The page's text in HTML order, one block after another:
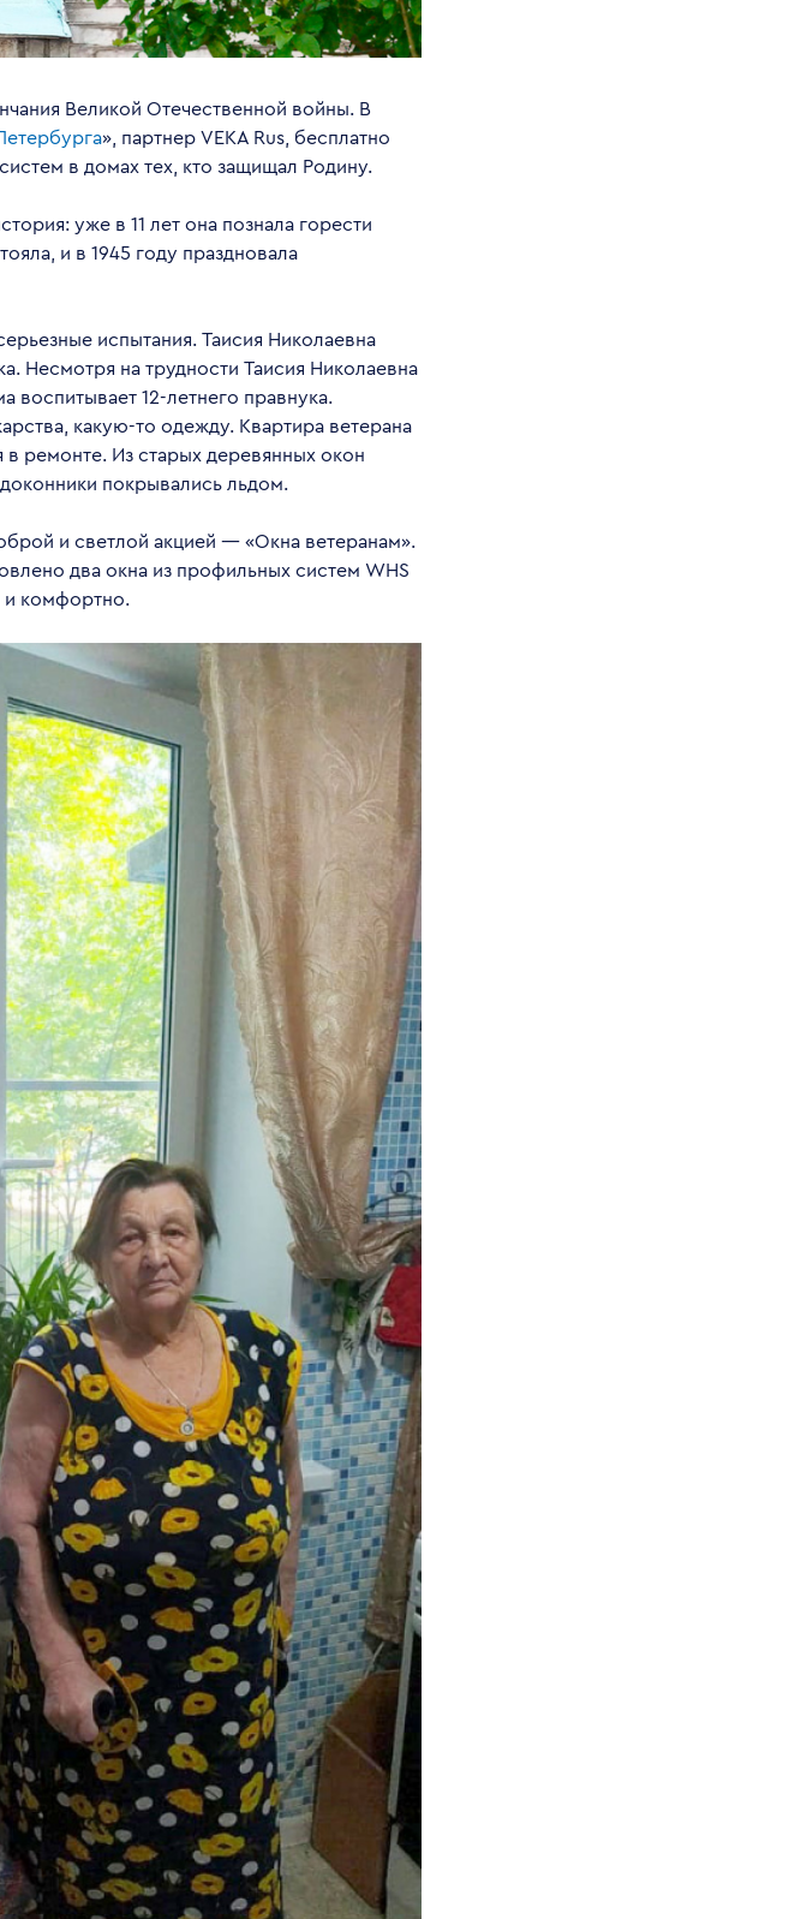
Великой Отечественной войны. В
», партнер VEKA Rus, бесплатно
в домах тех, кто защищал Родину.
уже в 11 лет она познала горести
и в 1945 году праздновала
испытания. Таисия Николаевна
Несмотря на трудности Таисия Николаевна
воспитывает 12-летнего правнука.
какую-то одежду. Квартира ветерана
в ремонте. Из старых деревянных окон
покрывались льдом.
и светлой акцией — «Окна ветеранам».
два окна из профильных систем WHS
и комфортно.